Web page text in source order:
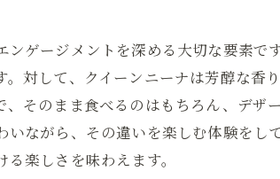
ゲージメントを深める大切な要素で
対して、クイーンニーナは芳醇な香
そのまま食べるのはもちろん、デザ
ながら、その違いを楽しむ体験を
楽しさを味わえます。